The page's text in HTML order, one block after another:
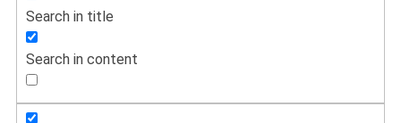
Search in title
Search in content